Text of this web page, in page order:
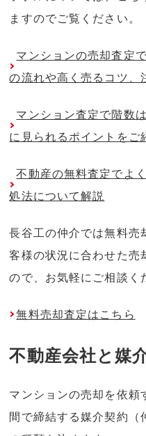
ますのでご覧ください。
マンションの売却査定
の流れや高く売るコツ、
マンション査定で階数
に見られるポイントをご
不動産の無料査定でよ
処法について解説
長谷工の仲介では無料売
客様の状況に合わせた売
ので、お気軽にご相談く
無料売却査定はこちら
不動産会社と媒
マンションの売却を依頼
間で締結する媒介契約（